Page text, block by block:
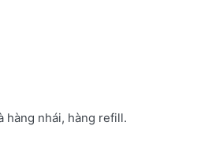
hàng nhái, hàng refill.